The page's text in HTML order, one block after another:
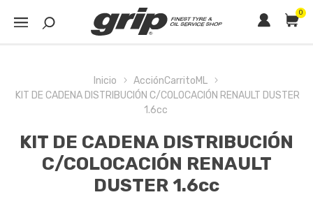
0
Inicio
AcciónCarritoML
KIT DE CADENA DISTRIBUCIÓN C/COLOCACIÓN RENAULT DUSTER
1.6cc
KIT DE CADENA DISTRIBUCIÓN
C/COLOCACIÓN RENAULT
DUSTER 1.6cc